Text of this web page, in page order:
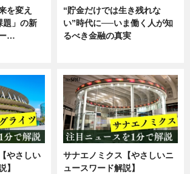
を変え
題」の新
…
“貯金だけでは生き残れな
い”時代に──いま働く人が知
るべき金融の真実
やさしい
】
サナエノミクス【やさしいニ
ュースワード解説】